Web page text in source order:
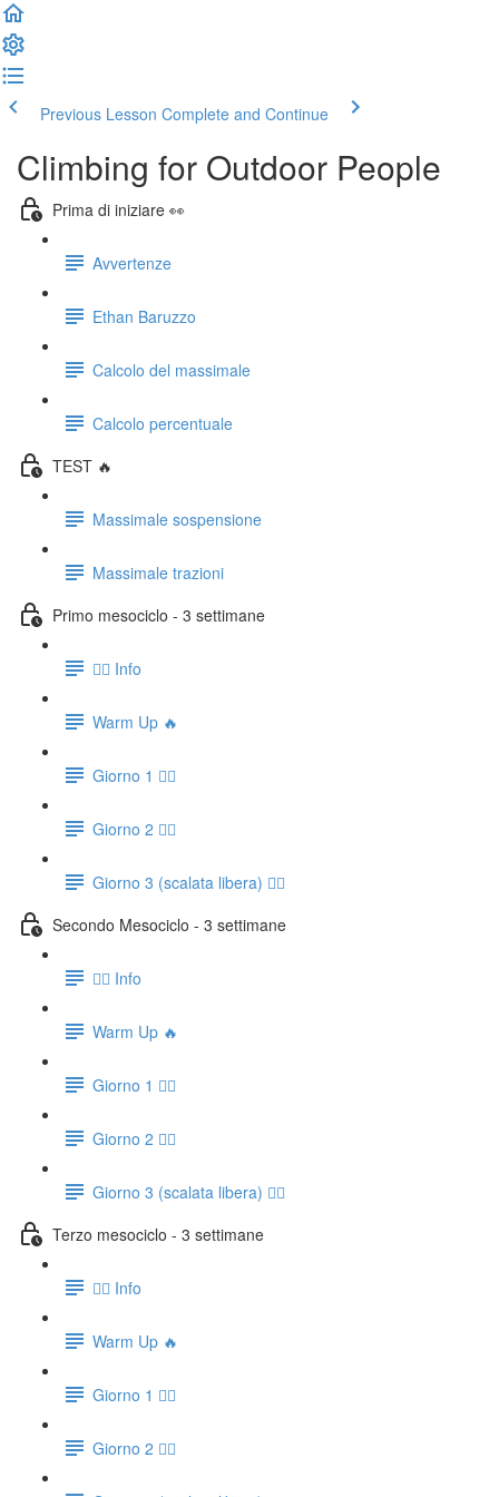
Previous Lesson Complete and Continue
Climbing for Outdoor People
Prima di iniziare 👀
Avvertenze
Ethan Baruzzo
Calcolo del massimale
Calcolo percentuale
TEST 🔥
Massimale sospensione
Massimale trazioni
Primo mesociclo - 3 settimane
👉🏻 Info
Warm Up 🔥
Giorno 1 🧗‍♀️
Giorno 2 🧗‍♀️
Giorno 3 (scalata libera) 🧗‍♀️
Secondo Mesociclo - 3 settimane
👉🏻 Info
Warm Up 🔥
Giorno 1 🧗‍♀️
Giorno 2 🧗‍♀️
Giorno 3 (scalata libera) 🧗‍♀️
Terzo mesociclo - 3 settimane
👉🏻 Info
Warm Up 🔥
Giorno 1 🧗‍♀️
Giorno 2 🧗‍♀️